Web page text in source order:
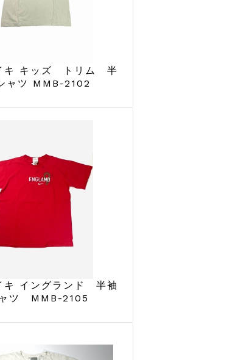
キ キッズ トリム 半
ャツ MMB-2102
キ イングランド 半袖
ツ MMB-2105